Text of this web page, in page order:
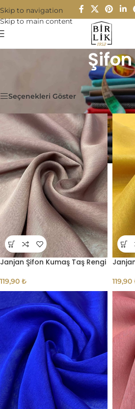
Skip to navigation
Skip to main content
Şifon
Şifon 27
Seçenekleri Göster
Janjan Şifon Kumaş Taş Rengi
119,90 ₺ 119,90